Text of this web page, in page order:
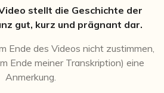
stellt die Geschichte der
gut, kurz und prägnant dar.
Ende des Videos nicht zustimmen,
Ende meiner Transkription) eine
Anmerkung.